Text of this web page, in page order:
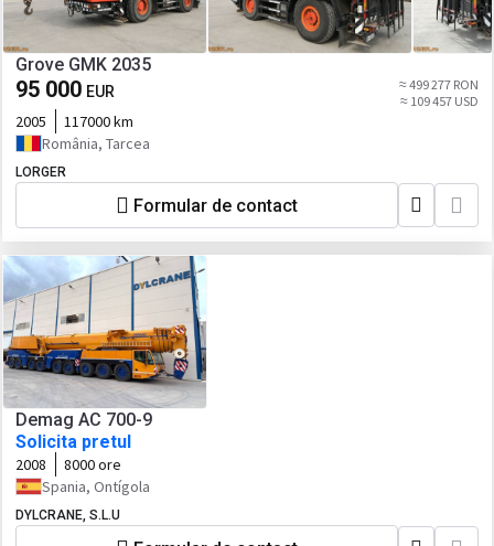
Grove GMK 2035
95 000 EUR
≈ 499 277 RON
≈ 109 457 USD
2005
117000 km
România, Tarcea
LORGER
Formular de contact
Demag AC 700-9
Solicita pretul
2008
8000 ore
Spania, Ontígola
DYLCRANE, S.L.U